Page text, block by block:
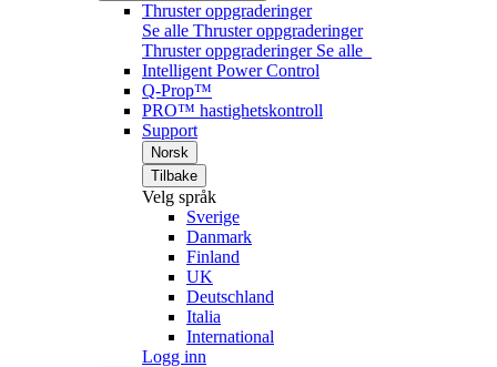
Thruster oppgraderinger
Se alle Thruster oppgraderinger
Thruster oppgraderinger Se alle
Intelligent Power Control
Q-Prop™
PRO™ hastighetskontroll
Support
Norsk
Tilbake
Velg språk
Sverige
Danmark
Finland
UK
Deutschland
Italia
International
Logg inn